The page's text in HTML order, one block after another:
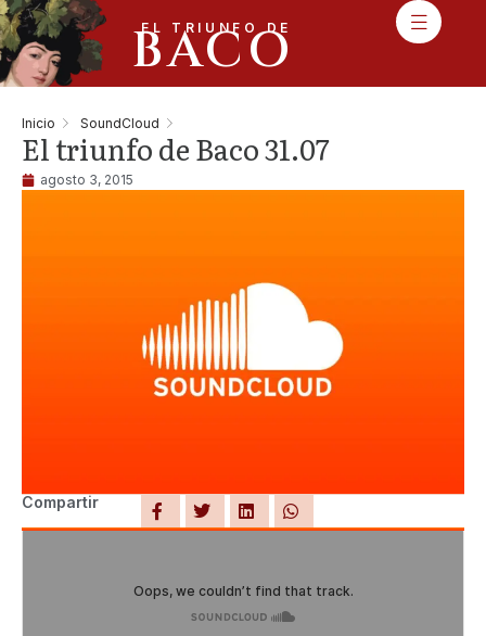
EL TRIUNFO DE
BACO
Inicio SoundCloud
El triunfo de Baco 31.07
agosto 3, 2015
Compartir